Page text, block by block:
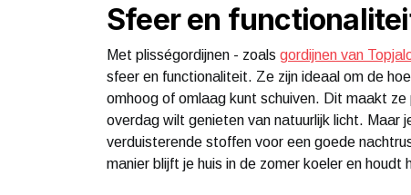
Sfeer en
Met plisségordijnen - zoals gordijnen van
sfeer en functionaliteit. Ze zijn ideaal om de
omhoog of omlaag kunt schuiven. Dit maakt
overdag wilt genieten van natuurlijk licht. Maar
verduisterende stoffen voor een goede
manier blijft je huis in de zomer koeler en